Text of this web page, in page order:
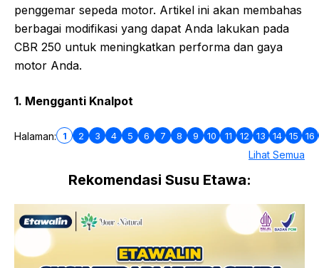
penggemar sepeda motor. Artikel ini akan membahas
berbagai modifikasi yang dapat Anda lakukan pada
CBR 250 untuk meningkatkan performa dan gaya
motor Anda.
1. Mengganti Knalpot
Halaman: 1 2 3 4 5 6 7 8 9 10 11 12 13 14 15 16
Lihat Semua
Rekomendasi Susu Etawa: